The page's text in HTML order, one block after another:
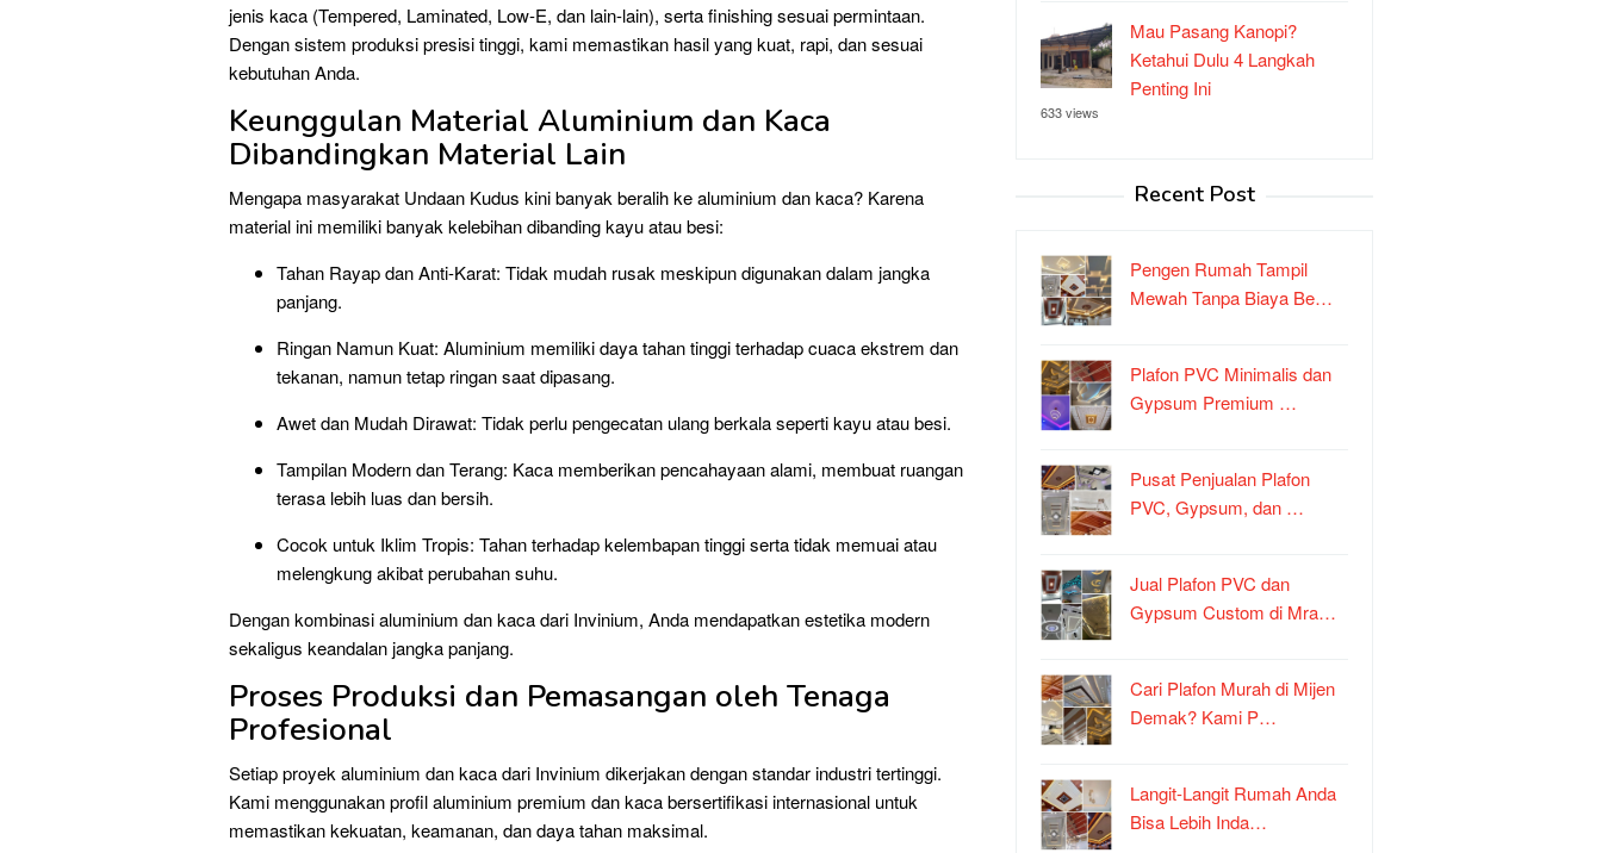
jenis kaca (Tempered, Laminated, Low-E, dan lain-lain), serta finishing sesuai permintaan.
Dengan sistem produksi presisi tinggi, kami memastikan hasil yang kuat, rapi, dan sesuai
kebutuhan Anda.
Keunggulan Material Aluminium dan Kaca
Dibandingkan Material Lain
Mengapa masyarakat Undaan Kudus kini banyak beralih ke aluminium dan kaca? Karena
material ini memiliki banyak kelebihan dibanding kayu atau besi:
Tahan Rayap dan Anti-Karat: Tidak mudah rusak meskipun digunakan dalam jangka
panjang.
Ringan Namun Kuat: Aluminium memiliki daya tahan tinggi terhadap cuaca ekstrem dan
tekanan, namun tetap ringan saat dipasang.
Awet dan Mudah Dirawat: Tidak perlu pengecatan ulang berkala seperti kayu atau besi.
Tampilan Modern dan Terang: Kaca memberikan pencahayaan alami, membuat ruangan
terasa lebih luas dan bersih.
Cocok untuk Iklim Tropis: Tahan terhadap kelembapan tinggi serta tidak memuai atau
melengkung akibat perubahan suhu.
Dengan kombinasi aluminium dan kaca dari Invinium, Anda mendapatkan estetika modern
sekaligus keandalan jangka panjang.
Proses Produksi dan Pemasangan oleh Tenaga
Profesional
Setiap proyek aluminium dan kaca dari Invinium dikerjakan dengan standar industri tertinggi.
Kami menggunakan profil aluminium premium dan kaca bersertifikasi internasional untuk
memastikan kekuatan, keamanan, dan daya tahan maksimal.
Mau Pasang Kanopi?
Ketahui Dulu 4 Langkah
Penting Ini
633 views
Recent Post
Pengen Rumah Tampil
Mewah Tanpa Biaya Be…
Plafon PVC Minimalis dan
Gypsum Premium …
Pusat Penjualan Plafon
PVC, Gypsum, dan …
Jual Plafon PVC dan
Gypsum Custom di Mra…
Cari Plafon Murah di Mijen
Demak? Kami P…
Langit-Langit Rumah Anda
Bisa Lebih Inda…